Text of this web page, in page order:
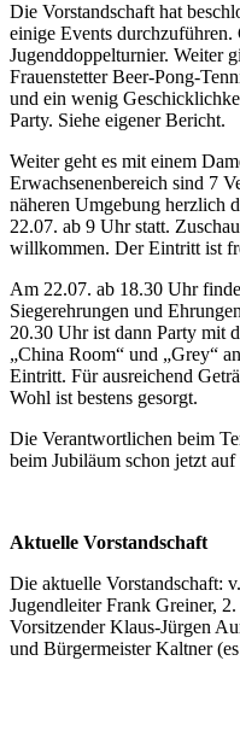
Die Vorstandschaft hat
einige Events
Jugenddoppelturnier. Weiter
Frauenstetter Beer-Pong-
und ein wenig
Party. Siehe eigener Bericht.
Weiter geht es mit einem
Erwachsenenbereich sind 7
näheren Umgebung herzlich
22.07. ab 9 Uhr statt.
willkommen. Der Eintritt ist
Am 22.07. ab 18.30 Uhr
Siegerehrungen und
20.30 Uhr ist dann Party mit
„China Room“ und „Grey“
Eintritt. Für ausreichend
Wohl ist bestens gesorgt.
Die Verantwortlichen beim
beim Jubiläum schon jetzt
Aktuelle Vorstandschaft
Die aktuelle Vorstandschaft:
Jugendleiter Frank Greiner,
Vorsitzender Klaus-Jürgen
und Bürgermeister Kaltner